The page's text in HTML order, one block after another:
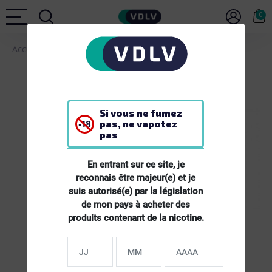
Si vous ne fumez
pas, ne vapotez
pas
En entrant sur ce site, je
reconnais être majeur(e) et je
suis autorisé(e) par la législation
de mon pays à acheter des
produits contenant de la nicotine.
0
Accueil E-LIQUIDES E-liquide Thé Agrumes - 10ml